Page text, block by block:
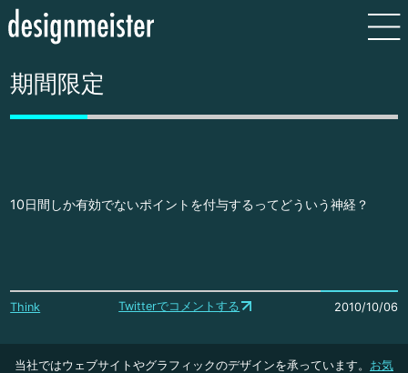
期間限定
10日間しか有効でないポイントを付与するってどういう神経？
Think Twitterでコメントする 2010/10/06
当社ではウェブサイトやグラフィックのデザインを承っています。 お気